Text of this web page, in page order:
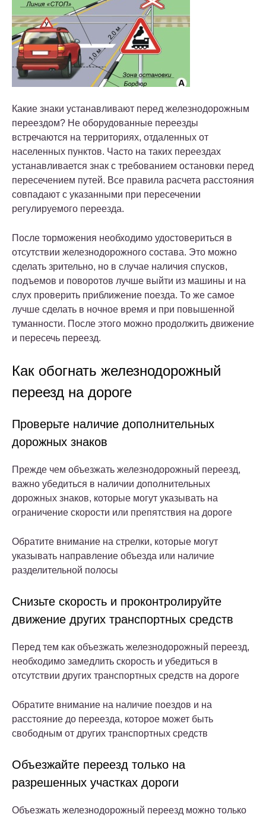
Какие знаки устанавливают перед железнодорожным
переездом? Не оборудованные переезды
встречаются на территориях, отдаленных от
населенных пунктов. Часто на таких переездах
устанавливается знак с требованием остановки перед
пересечением путей. Все правила расчета расстояния
совпадают с указанными при пересечении
регулируемого переезда.
После торможения необходимо удостовериться в
отсутствии железнодорожного состава. Это можно
сделать зрительно, но в случае наличия спусков,
подъемов и поворотов лучше выйти из машины и на
слух проверить приближение поезда. То же самое
лучше сделать в ночное время и при повышенной
туманности. После этого можно продолжить движение
и пересечь переезд.
Как обогнать железнодорожный
переезд на дороге
Проверьте наличие дополнительных
дорожных знаков
Прежде чем объезжать железнодорожный переезд,
важно убедиться в наличии дополнительных
дорожных знаков, которые могут указывать на
ограничение скорости или препятствия на дороге
Обратите внимание на стрелки, которые могут
указывать направление объезда или наличие
разделительной полосы
Снизьте скорость и проконтролируйте
движение других транспортных средств
Перед тем как объезжать железнодорожный переезд,
необходимо замедлить скорость и убедиться в
отсутствии других транспортных средств на дороге
Обратите внимание на наличие поездов и на
расстояние до переезда, которое может быть
свободным от других транспортных средств
Объезжайте переезд только на
разрешенных участках дороги
Объезжать железнодорожный переезд можно только